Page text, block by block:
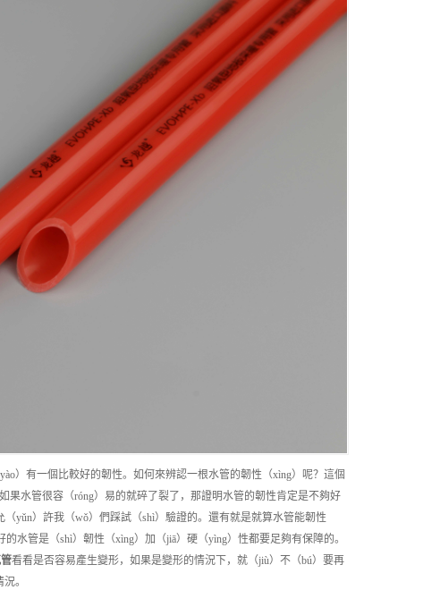
）有一個比較好的韌性。如何來辨認一根水管的韌性（xìng）呢？這個
水管很容（róng）易的就碎了裂了，那證明水管的韌性肯定是不夠好
yǔn）許我（wǒ）們踩試（shì）驗證的。還有就是就算水管能韌性
水管是（shì）韌性（xìng）加（jiā）硬（yìng）性都要足夠有保障的。
看看是否容易產生變形，如果是變形的情況下，就（jiù）不（bú）要再
。